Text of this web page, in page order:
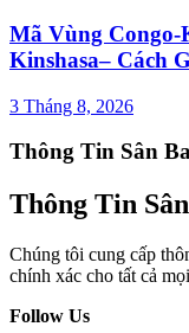
Mã Vùng Congo-
Kinshasa– Cách
3 Tháng 8, 2026
Thông Tin Sân
Thông Tin
Chúng tôi cung cấp
chính xác cho tất cả
Follow Us